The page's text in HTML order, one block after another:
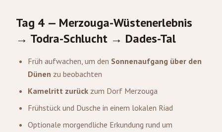
Tag 4 — Merzouga-Wüstenerlebnis
→ Todra-Schlucht → Dades-Tal
Früh aufwachen, um den Sonnenaufgang über den
Dünen zu beobachten
Kamelritt zurück zum Dorf Merzouga
Frühstück und Dusche in einem lokalen Riad
Optionale morgendliche Erkundung rund um